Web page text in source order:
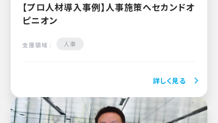
【プロ人材導入事例】人事施策へセカンドオ
ピニオン
支援領域 : 人事
詳しく見る